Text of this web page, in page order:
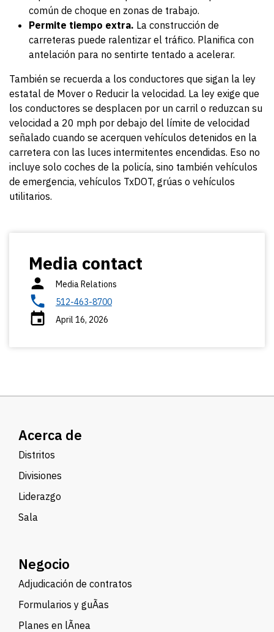
común de choque en zonas de trabajo.
Permite tiempo extra. La construcción de
carreteras puede ralentizar el tráfico. Planifica con
antelación para no sentirte tentado a acelerar.
También se recuerda a los conductores que sigan la ley
estatal de Mover o Reducir la velocidad. La ley exige que
los conductores se desplacen por un carril o reduzcan su
velocidad a 20 mph por debajo del límite de velocidad
señalado cuando se acerquen vehículos detenidos en la
carretera con las luces intermitentes encendidas. Eso no
incluye solo coches de la policía, sino también vehículos
de emergencia, vehículos TxDOT, grúas o vehículos
utilitarios.
Media contact
Media Relations
512-463-8700
April 16, 2026
Acerca de
Distritos
Divisiones
Liderazgo
Sala
Negocio
Adjudicación de contratos
Formularios y guÃ­as
Planes en lÃ­nea